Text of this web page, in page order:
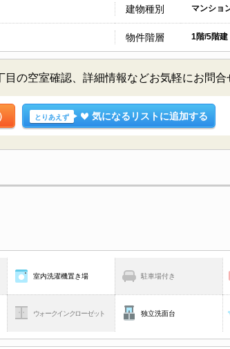
建物種別 マンショ
物件階層 1階/5階建
の空室確認、詳細情報などお気軽にお問合
とりあえず 気になるリストに追加する
室内洗濯機置き場 駐車場付き
ウォークインクローゼット 独立洗面台